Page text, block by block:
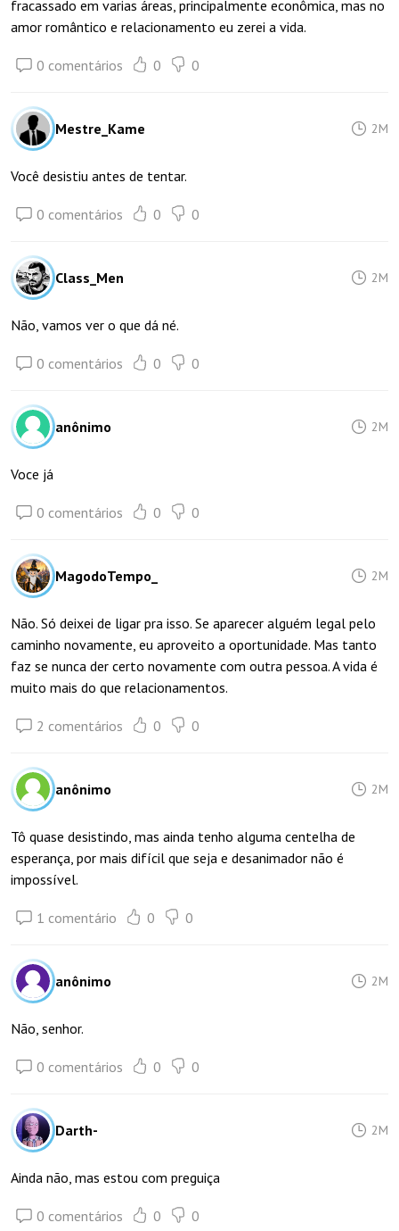
fracassado em varias áreas, principalmente econômica, mas no
amor romântico e relacionamento eu zerei a vida.
0 comentários 0 0
Mestre_Kame 2M
Você desistiu antes de tentar.
0 comentários 0 0
Class_Men 2M
Não, vamos ver o que dá né.
0 comentários 0 0
anônimo 2M
Voce já
0 comentários 0 0
MagodoTempo_ 2M
Não. Só deixei de ligar pra isso. Se aparecer alguém legal pelo
caminho novamente, eu aproveito a oportunidade. Mas tanto
faz se nunca der certo novamente com outra pessoa. A vida é
muito mais do que relacionamentos.
2 comentários 0 0
anônimo 2M
Tô quase desistindo, mas ainda tenho alguma centelha de
esperança, por mais difícil que seja e desanimador não é
impossível.
1 comentário 0 0
anônimo 2M
Não, senhor.
0 comentários 0 0
Darth- 2M
Ainda não, mas estou com preguiça
0 comentários 0 0